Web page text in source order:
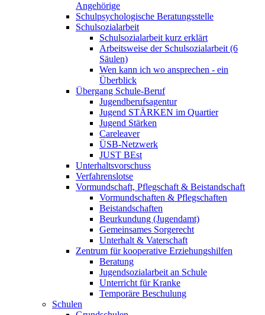
Angehörige
Schulpsychologische Beratungsstelle
Schulsozialarbeit
Schulsozialarbeit kurz erklärt
Arbeitsweise der Schulsozialarbeit (6
Säulen)
Wen kann ich wo ansprechen - ein
Überblick
Übergang Schule-Beruf
Jugendberufsagentur
Jugend STÄRKEN im Quartier
Jugend Stärken
Careleaver
ÜSB-Netzwerk
JUST BEst
Unterhaltsvorschuss
Verfahrenslotse
Vormundschaft, Pflegschaft & Beistandschaft
Vormundschaften & Pflegschaften
Beistandschaften
Beurkundung (Jugendamt)
Gemeinsames Sorgerecht
Unterhalt & Vaterschaft
Zentrum für kooperative Erziehungshilfen
Beratung
Jugendsozialarbeit an Schule
Unterricht für Kranke
Temporäre Beschulung
Schulen